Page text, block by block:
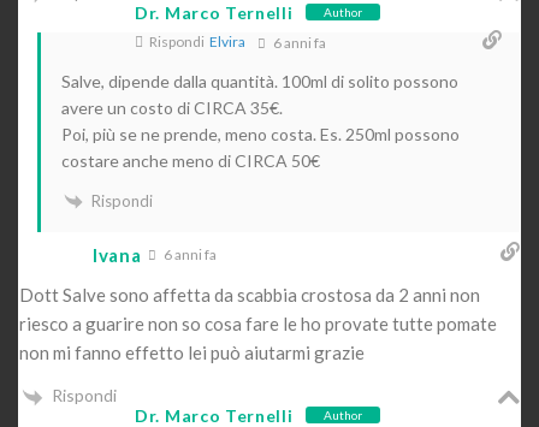
Dr. Marco Ternelli
Author
Rispondi Elvira 6 anni fa
Salve, dipende dalla quantità. 100ml di solito possono
avere un costo di CIRCA 35€.
Poi, più se ne prende, meno costa. Es. 250ml possono
costare anche meno di CIRCA 50€
Rispondi
Ivana 6 anni fa
Dott Salve sono affetta da scabbia crostosa da 2 anni non
riesco a guarire non so cosa fare le ho provate tutte pomate
non mi fanno effetto lei può aiutarmi grazie
Rispondi
Dr. Marco Ternelli
Author